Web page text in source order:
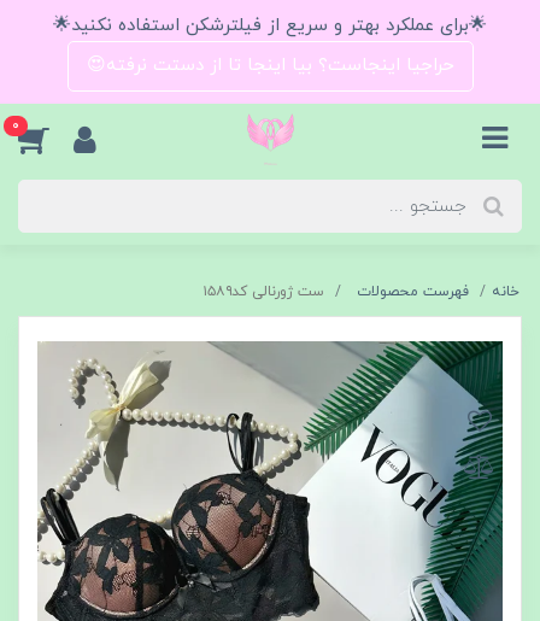
🌟برای عملکرد بهتر و سریع از فیلترشکن استفاده نکنید🌟
حراجیا اینجاست؟ بیا اینجا تا از دستت نرفته😍
0
خانه فهرست محصولات ست ژورنالی کد۱۵۸۹